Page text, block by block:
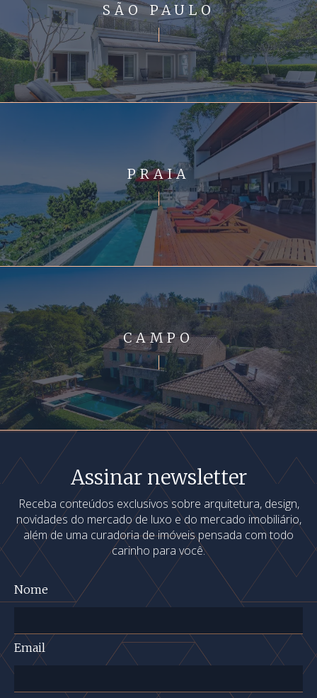
SÃO PAULO
PRAIA
CAMPO
Assinar newsletter
Receba conteúdos exclusivos sobre arquitetura, design,
novidades do mercado de luxo e do mercado imobiliário,
além de uma curadoria de imóveis pensada com todo
carinho para você.
Nome
Email